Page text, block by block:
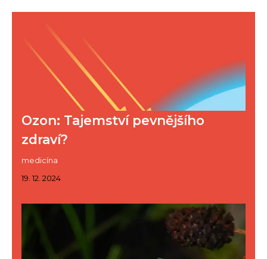
Ozon: Tajemství pevnějšího
zdraví?
medicína
19. 12. 2024